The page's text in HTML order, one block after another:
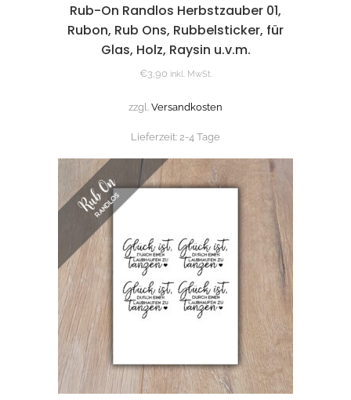
Rub-On Randlos Herbstzauber 01,
Rubon, Rub Ons, Rubbelsticker, für
Glas, Holz, Raysin u.v.m.
€3,90 inkl. MwSt.
zzgl. Versandkosten
Lieferzeit: 2-4 Tage